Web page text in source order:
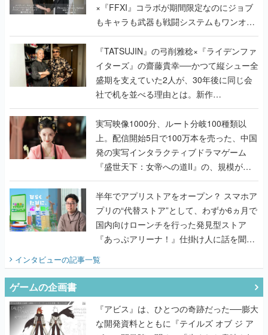
×『FFXI』コラボが期間限定なのにジョブ
もキャラも武器も戦闘システムもワンオフ
で作り込まれた理由を両ディレクターに聞
く
『TATSUJIN』の弓削雅稔×『ライデンファ
イターズ』の齋藤貴幸──かつて縦シュー全
盛期を支えていた2人が、30年後に同じ会
社で机を並べる理由とは。新作
『TATSUJIN EXTREME』で初タッグを組
んだレジェンド2人に訊く開発秘話
実写映像1000分、ルート分岐100種類以
上。配信開始5日で100万本を売った、中国
発の実写インタラクティブドラマゲーム
『盛世天下：女帝への道II』の、規模が違
うこだわりをプロデューサーに聞いた
半年でアプリストアをオープン？ スマホア
プリの“代替ストア”として、わずか6ヵ月で
国内向けローンチを行った発見型ストア
『あっぷアリーナ！』仕掛け人に話を聞い
てみた
インタビューの記事一覧
ゲームの企画書
『アビス』は、ひとつの奇跡だった──膨大
な開発資料とともに『テイルズ オブ ジ ア